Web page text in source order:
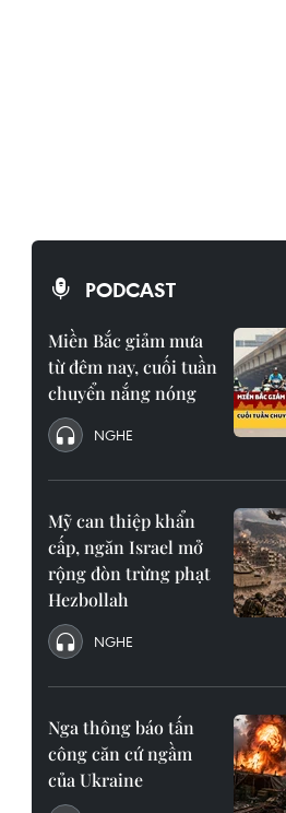
PODCAST
Miền Bắc giảm mưa
từ đêm nay, cuối tuần
chuyển nắng nóng
NGHE
Mỹ can thiệp khẩn
cấp, ngăn Israel mở
rộng đòn trừng phạt
Hezbollah
NGHE
Nga thông báo tấn
công căn cứ ngầm
của Ukraine